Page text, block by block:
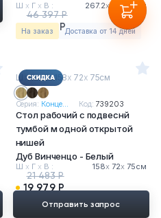
Ш х Г х В : 267.2х72х75см
43 149 Р
46 397 Р
На заказ Доставка от 14 дней
Ш хГхВ : 158х 72х 75см
Серия: Конце... Код: 739203
Стол рабочий с подвеснй
тумбой м одной открытой
нишей
Дуб Винченцо - Белый
Ш х Г х В : 158х 72х 75см
19 979 Р
21 483 Р
Отправить запрос